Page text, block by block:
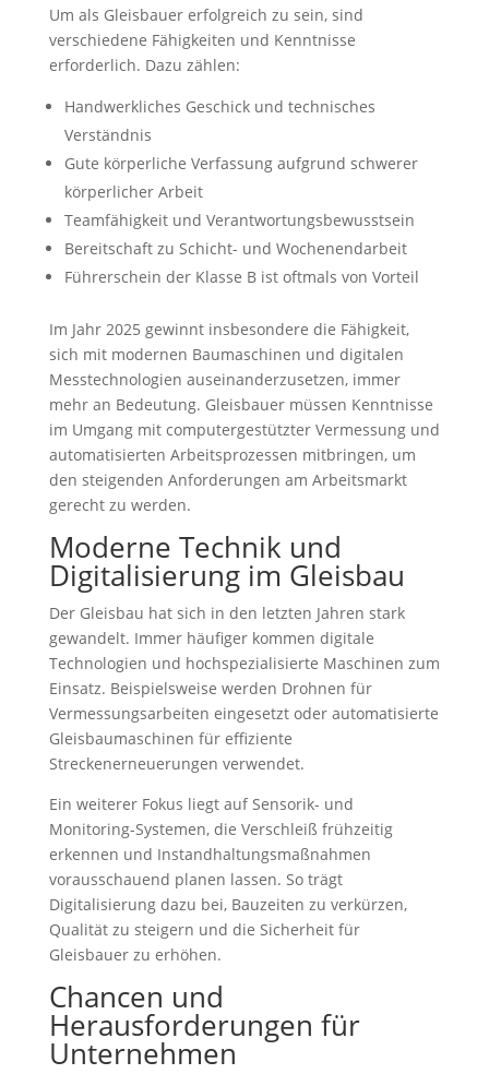
Um als Gleisbauer erfolgreich zu sein, sind
verschiedene Fähigkeiten und Kenntnisse
erforderlich. Dazu zählen:
Handwerkliches Geschick und technisches
Verständnis
Gute körperliche Verfassung aufgrund schwerer
körperlicher Arbeit
Teamfähigkeit und Verantwortungsbewusstsein
Bereitschaft zu Schicht- und Wochenendarbeit
Führerschein der Klasse B ist oftmals von Vorteil
Im Jahr 2025 gewinnt insbesondere die Fähigkeit,
sich mit modernen Baumaschinen und digitalen
Messtechnologien auseinanderzusetzen, immer
mehr an Bedeutung. Gleisbauer müssen Kenntnisse
im Umgang mit computergestützter Vermessung und
automatisierten Arbeitsprozessen mitbringen, um
den steigenden Anforderungen am Arbeitsmarkt
gerecht zu werden.
Moderne Technik und
Digitalisierung im Gleisbau
Der Gleisbau hat sich in den letzten Jahren stark
gewandelt. Immer häufiger kommen digitale
Technologien und hochspezialisierte Maschinen zum
Einsatz. Beispielsweise werden Drohnen für
Vermessungsarbeiten eingesetzt oder automatisierte
Gleisbaumaschinen für effiziente
Streckenerneuerungen verwendet.
Ein weiterer Fokus liegt auf Sensorik- und
Monitoring-Systemen, die Verschleiß frühzeitig
erkennen und Instandhaltungsmaßnahmen
vorausschauend planen lassen. So trägt
Digitalisierung dazu bei, Bauzeiten zu verkürzen,
Qualität zu steigern und die Sicherheit für
Gleisbauer zu erhöhen.
Chancen und
Herausforderungen für
Unternehmen